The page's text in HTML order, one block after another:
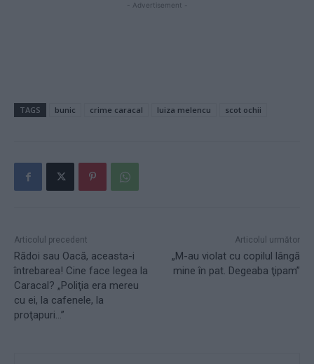
- Advertisement -
TAGS bunic crime caracal luiza melencu scot ochii
Articolul precedent
Rădoi sau Oacă, aceasta-i
întrebarea! Cine face legea la
Caracal? „Poliţia era mereu
cu ei, la cafenele, la
proţapuri…”
Articolul următor
„M-au violat cu copilul lângă
mine în pat. Degeaba ţipam”